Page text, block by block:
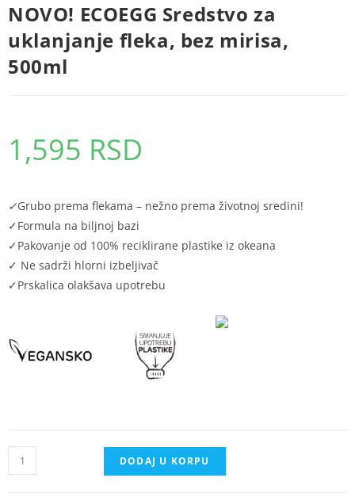
NOVO! ECOEGG Sredstvo za
uklanjanje fleka, bez mirisa,
500ml
1,595 RSD
✓Grubo prema flekama – nežno prema životnoj sredini!
✓Formula na biljnoj bazi
✓Pakovanje od 100% reciklirane plastike iz okeana
✓ Ne sadrži hlorni izbeljivač
✓Prskalica olakšava upotrebu
DODAJ U KORPU